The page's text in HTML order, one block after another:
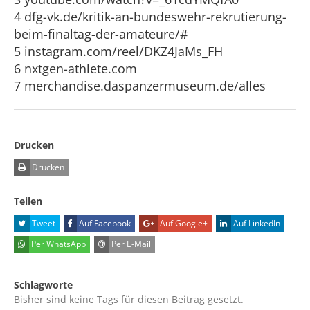
4 dfg-vk.de/kritik-an-bundeswehr-rekrutierung-
beim-finaltag-der-amateure/#
5 instagram.com/reel/DKZ4JaMs_FH
6 nxtgen-athlete.com
7 merchandise.daspanzermuseum.de/alles
Drucken
Drucken
Teilen
Tweet Auf Facebook Auf Google+
Auf LinkedIn
Per WhatsApp
Per E-Mail
Schlagworte
Bisher sind keine Tags für diesen Beitrag gesetzt.